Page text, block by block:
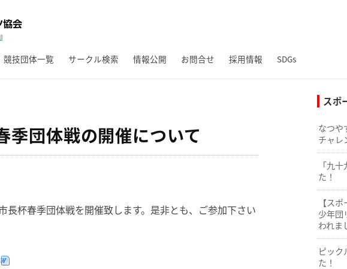
競技団体一覧 サークル検索 情報公開 お問合せ 採用情報 SDGs
季団体戦の開催について
杯春季団体戦を開催致します。是非とも、ご参加下さい
スポ
なつや
チャレ
「九
た！
【ス
少年団
われま
ピック
た！